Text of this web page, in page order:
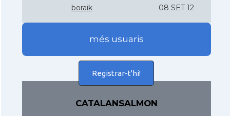
boraik 08 SET 12
més usuaris
Registrar-t'hi!
CATALANSALMON